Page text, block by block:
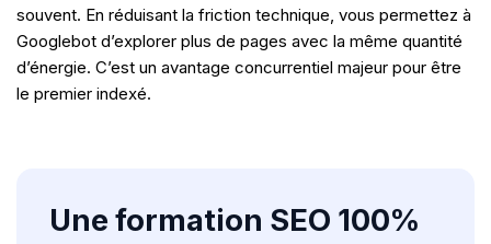
souvent. En réduisant la friction technique, vous permettez à
Googlebot d’explorer plus de pages avec la même quantité
d’énergie. C’est un avantage concurrentiel majeur pour être
le premier indexé.
Une formation SEO 100%